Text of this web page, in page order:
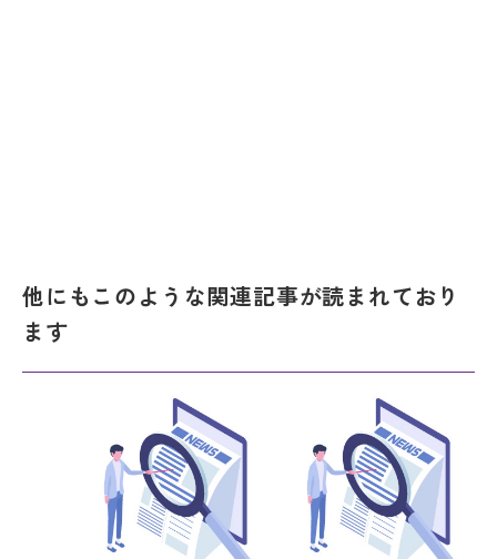
他にもこのような関連記事が読まれており
ます